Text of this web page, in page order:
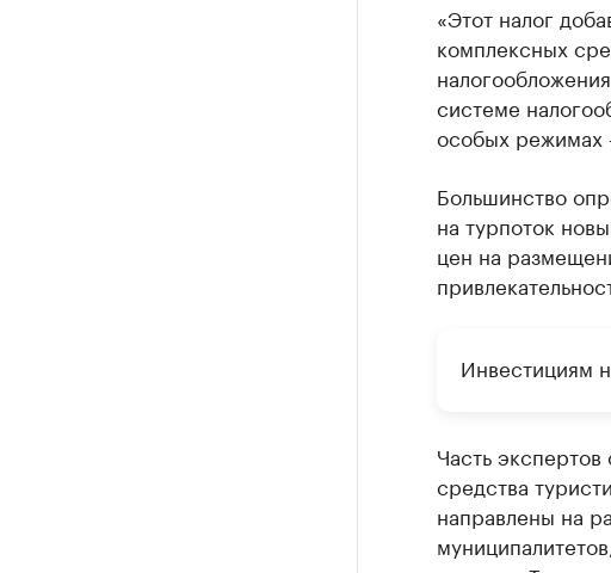
«Этот налог
комплексных
системе
особых режимах
Большинство
на турпоток
цен на
Инвестициям
Часть
средства
направлены на